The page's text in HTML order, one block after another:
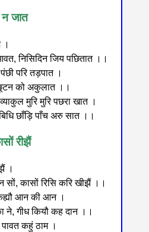
न जात
।
निसिदिन जिय पछितात ।।
परि तड़पात ।
छूटन को अकुलात ।।
मुरि मुरि पछरा खात ।
छाँड़ि पाँच अरु सात ।।
रीझैं
।
सों, कासों रिसि करि खीझैं ।।
आन की आन ।
ने, गीध कियौ कह दान ।।
पावत कहुं ठाम ।